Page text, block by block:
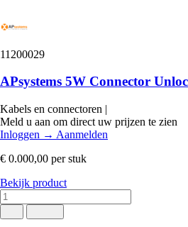
11200029
APsystems 5W Connector
Kabels en connectoren |
Meld u aan om direct uw prijzen te zien
Inloggen → Aanmelden
€ 0.000,00 per stuk
Bekijk product